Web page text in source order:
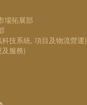
場拓展部
技系統, 項目及物流營運)
服務)